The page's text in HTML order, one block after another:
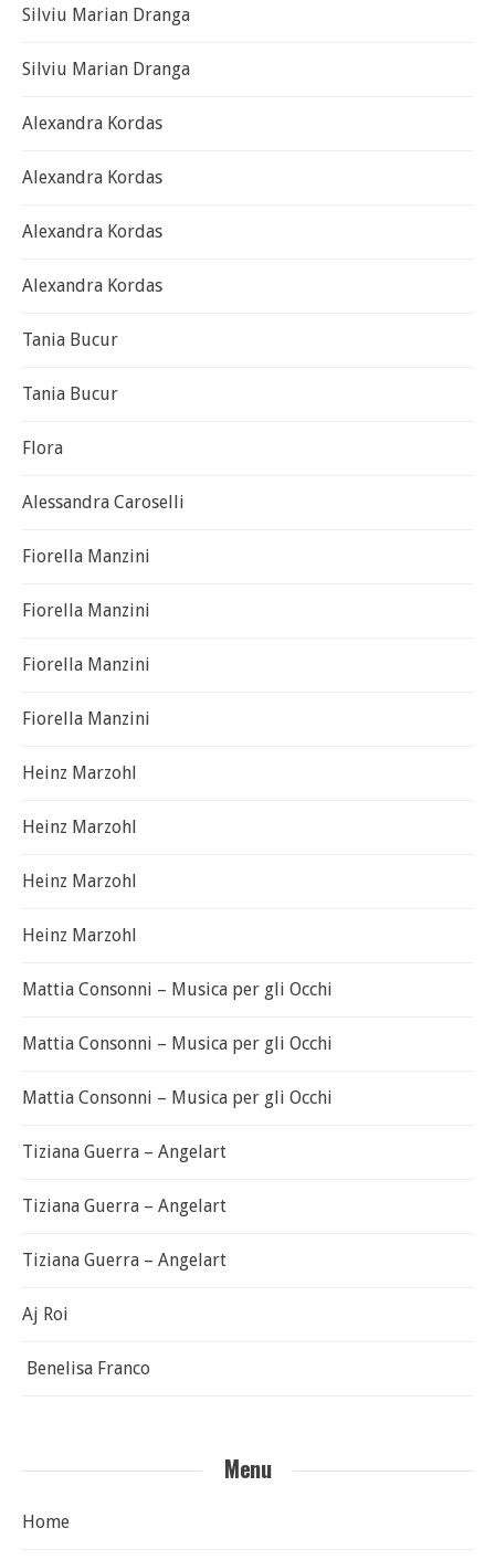
Silviu Marian Dranga
Silviu Marian Dranga
Alexandra Kordas
Alexandra Kordas
Alexandra Kordas
Alexandra Kordas
Tania Bucur
Tania Bucur
Flora
Alessandra Caroselli
Fiorella Manzini
Fiorella Manzini
Fiorella Manzini
Fiorella Manzini
Heinz Marzohl
Heinz Marzohl
Heinz Marzohl
Heinz Marzohl
Mattia Consonni – Musica per gli Occhi
Mattia Consonni – Musica per gli Occhi
Mattia Consonni – Musica per gli Occhi
Tiziana Guerra – Angelart
Tiziana Guerra – Angelart
Tiziana Guerra – Angelart
Aj Roi
Benelisa Franco
Menu
Home